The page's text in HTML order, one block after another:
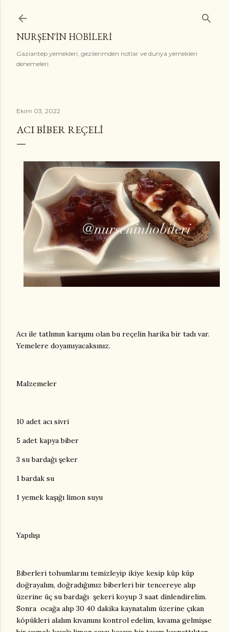
NURŞEN'İN HOBİLERİ
Gaziantep yemekleri, gezilerimden notlar ve dunya yemekleri
denemeleri
Ekim 03, 2022
ACI BIBER REÇELI
Acı ile tatlımın karışımı olan bu reçelin harika bir tadı var.
Yemelere doyamıyacaksınız.
Malzemeler
10 adet acı sivri
5 adet kapya biber
3 su bardağı şeker
1 bardak su
1 yemek kaşığı limon suyu
Yapılışı
Biberleri tohumlarını temizleyip ikiye kesip küp küp
doğrayalım, doğradığımız biberleri bir tencereye alıp
üzerine üç su bardağı şekeri koyup 3 saat dinlendirelim.
Sonra ocağa alıp 30 40 dakika kaynatalım üzerine çıkan
köpükleri alalım kıvamını kontrol edelim, kıvama gelmişse